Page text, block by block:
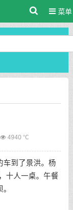
菜单
4940 ℃
车到了景洪。杨
十人一桌。午餐